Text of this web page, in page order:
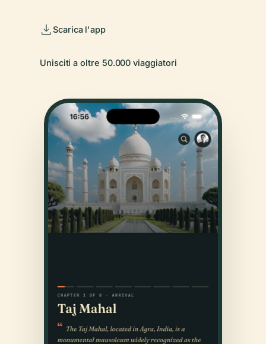
Scarica l'app
Unisciti a oltre 50.000 viaggiatori